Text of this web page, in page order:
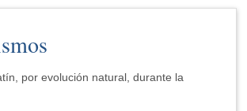
por evolución natural, durante la